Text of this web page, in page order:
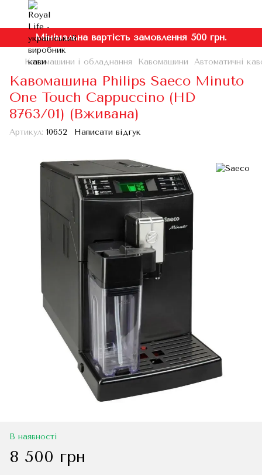
Мінімальна вартість замовлення 500 грн.
Кавомашини і обладнання Кавомашини Автоматичні
Кавомашина Philips Saeco Minuto
One Touch Cappuccino (HD
8763/01) (Вживана)
Артикул: 10652 Написати відгук
В наявності
8 500 грн